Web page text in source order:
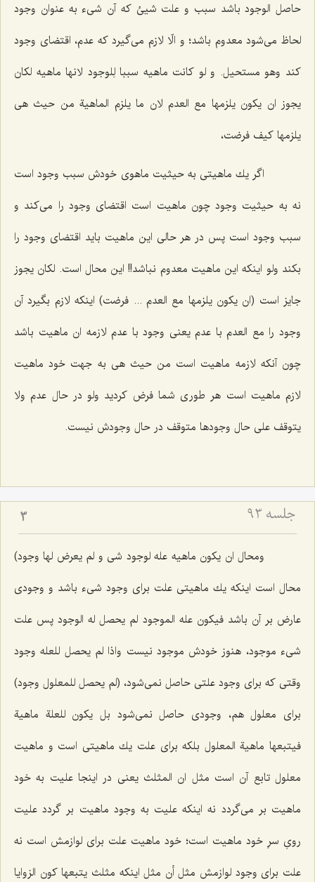
حاصل الوجود باشد سبب و علت شیئ كه آن شیء به عنوان وجود
لحاظ مى‌شود معدوم باشد؛ و الّا لازم مى‌گیرد كه عدم، اقتضاى وجود
كند وهو مستحیل. و لو کانت ماهیه سببا لِلوجود لانها ماهیه لکان
یجوز ان یکون یلزمها مع العدم لان ما یلزم الماهیةمن حیث هى
یلزمها كیف فرضت،
اگر یك ماهیتى به حیثیت ماهوى خودش سبب وجود است
نه به حیثیت وجود چون ماهیت است اقتضاى وجود را مى‌كند و
سبب وجود است پس در هر حالى این ماهیت باید اقتضاى وجود را
بكند ولو اینكه این ماهیت معدوم نباشد!! این محال است. لکان یجوز
جایز است (ان یکون یلزمها مع العدم ... فرضت)اینكه لازم بگیرد آن
وجود را مع العدم با عدم یعنى وجود با عدم لازمه ان ماهیت باشد
چون آنكه لازمه ماهیت است من حیث هى به جهت خود ماهیت
لازم ماهیت است هر طورى شما فرض كردید ولو در حال عدم ولا
یتوقف على حال وجودها متوقف در حال وجودش نیست.
جلسه ۹۳ 3
ومحال ان یکون ماهیه عله لوجود شى و لم یعرض لها وجود)
محال است اینكه یك ماهیتى علت براى وجود شیء باشد و وجودى
عارض بر آن باشد فیکون عله الموجود لم یحصل له الوجودپس علت
شیء موجود، هنوز خودش موجود نیست واذا لم یحصل للعله وجود
وقتى كه براى وجود علتى حاصل نمى‌شود، (لم یحصل للمعلول وجود)
براى معلول هم، وجودى حاصل نمى‌شود بل یکون للعلة ماهیة
فیتبعها ماهیة المعلول بلكه براى علت یك ماهیتى است و ماهیت
معلول تابع آن است مثل ان المثلثیعنى در اینجا علیت به خود
ماهیت بر مى‌گردد نه اینكه علیت به وجود ماهیت بر گردد علیت
روىِ سرِ خود ماهیت است؛ خود ماهیت علت براى لوازمش است نه
علت براى وجود لوازمش مثل أن مثل اینكه مثلث یتبعها کون الزوایا